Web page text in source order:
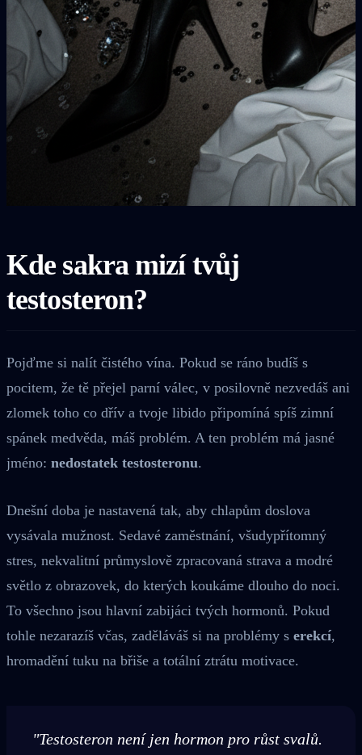
Kde sakra mizí tvůj
testosteron?
Pojďme si nalít čistého vína. Pokud se ráno budíš s
pocitem, že tě přejel parní válec, v posilovně nezvedáš ani
zlomek toho co dřív a tvoje libido připomíná spíš zimní
spánek medvěda, máš problém. A ten problém má jasné
jméno: nedostatek testosteronu.
Dnešní doba je nastavená tak, aby chlapům doslova
vysávala mužnost. Sedavé zaměstnání, všudypřítomný
stres, nekvalitní průmyslově zpracovaná strava a modré
světlo z obrazovek, do kterých koukáme dlouho do noci.
To všechno jsou hlavní zabijáci tvých hormonů. Pokud
tohle nezarazíš včas, zaděláváš si na problémy s erekcí,
hromadění tuku na břiše a totální ztrátu motivace.
"Testosteron není jen hormon pro růst svalů.